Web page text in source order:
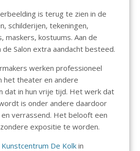
is terug te zien in de
schilderijen, tekeningen,
maskers, kostuums. Aan de
Salon extra aandacht besteed.
werken professioneel
het theater en andere
dat in hun vrije tijd. Het werk dat
is onder andere daardoor
verrassend. Het belooft een
expositie te worden.
Kunstcentrum De Kolk in